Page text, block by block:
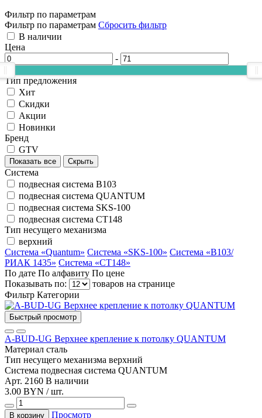
Фильтр по параметрам
Фильтр по параметрам Сбросить фильтр
В наличии
Цена
-
Тип предложения
Хит
Скидки
Акции
Новинки
Бренд
GTV
Показать все Скрыть
Система
подвесная система B103
подвесная система QUANTUM
подвесная система SKS-100
подвесная система СТ148
Тип несущего механизма
верхний
Система «Quantum» Система «SKS-100» Система «B103/
РИАК 1435» Система «СТ148»
По дате По алфавиту По цене
Показывать по:
товаров на странице
Фильтр Категории
Быстрый просмотр
A-BUD-UG Верхнее крепление к потолку QUANTUM
Материал сталь
Тип несущего механизма верхний
Система подвесная система QUANTUM
Арт. 2160 В наличии
3.00 BYN / шт.
В корзину Просмотр